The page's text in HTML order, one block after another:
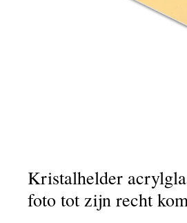
Kristalhelder
foto tot zijn recht